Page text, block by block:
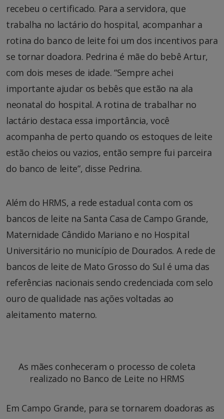
recebeu o certificado. Para a servidora, que
trabalha no lactário do hospital, acompanhar a
rotina do banco de leite foi um dos incentivos para
se tornar doadora. Pedrina é mãe do bebê Artur,
com dois meses de idade. “Sempre achei
importante ajudar os bebês que estão na ala
neonatal do hospital. A rotina de trabalhar no
lactário destaca essa importância, você
acompanha de perto quando os estoques de leite
estão cheios ou vazios, então sempre fui parceira
do banco de leite”, disse Pedrina.
Além do HRMS, a rede estadual conta com os
bancos de leite na Santa Casa de Campo Grande,
Maternidade Cândido Mariano e no Hospital
Universitário no município de Dourados. A rede de
bancos de leite de Mato Grosso do Sul é uma das
referências nacionais sendo credenciada com selo
ouro de qualidade nas ações voltadas ao
aleitamento materno.
As mães conheceram o processo de coleta
realizado no Banco de Leite no HRMS
Em Campo Grande, para se tornarem doadoras as